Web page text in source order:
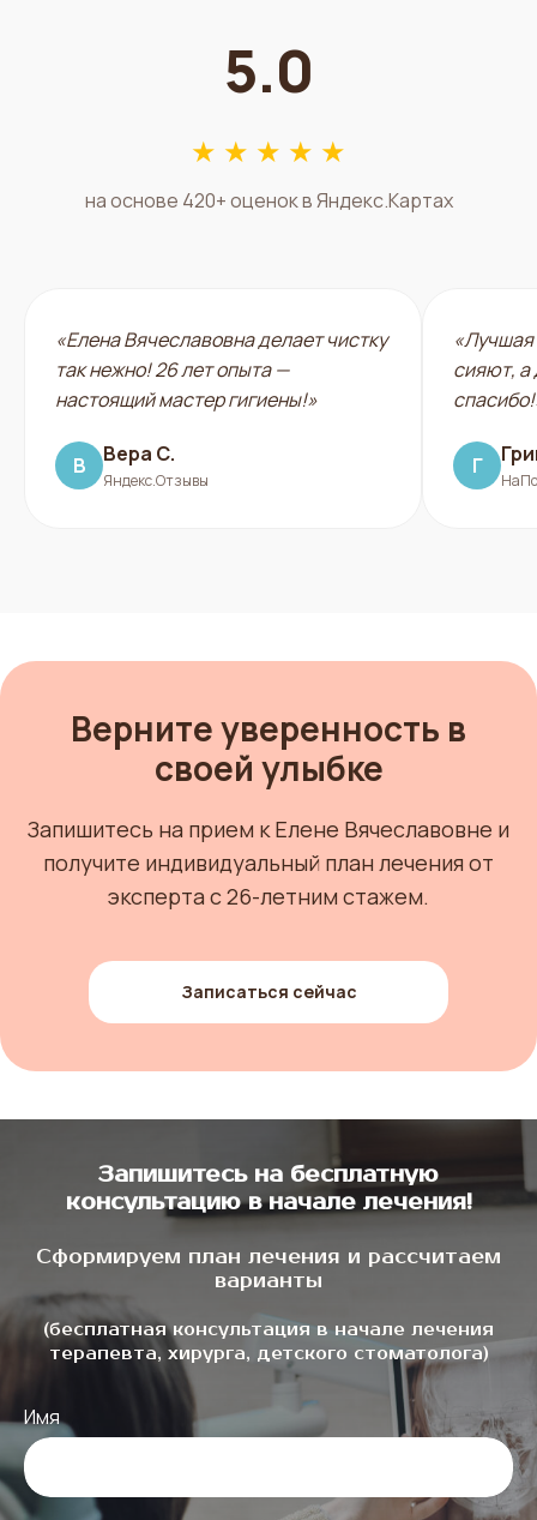
5.0
★ ★ ★ ★ ★
на основе 420+ оценок в Яндекс.Картах
«Елена Вячеславовна делает чистку
так нежно! 26 лет опыта —
настоящий мастер гигиены!»
В Вера С.
Яндекс.Отзывы
«Лучшая
сияют, а
Г
Верните уверенность в
своей улыбке
Запишитесь на прием к Елене Вячеславовне и
получите индивидуальный план лечения от
эксперта с 26-летним стажем.
Записаться сейчас
Запишитесь на бесплатную
консультацию в начале лечения!
Сформируем план лечения и рассчитаем
варианты
(бесплатная консультация в начале лечения
терапевта, хирурга, детского стоматолога)
Имя